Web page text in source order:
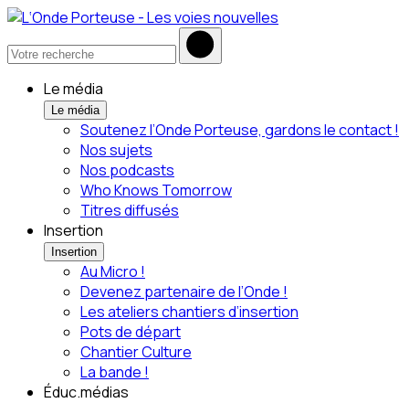
Le média
Le média
Soutenez l’Onde Porteuse, gardons le contact !
Nos sujets
Nos podcasts
Who Knows Tomorrow
Titres diffusés
Insertion
Insertion
Au Micro !
Devenez partenaire de l’Onde !
Les ateliers chantiers d’insertion
Pots de départ
Chantier Culture
La bande !
Éduc.médias